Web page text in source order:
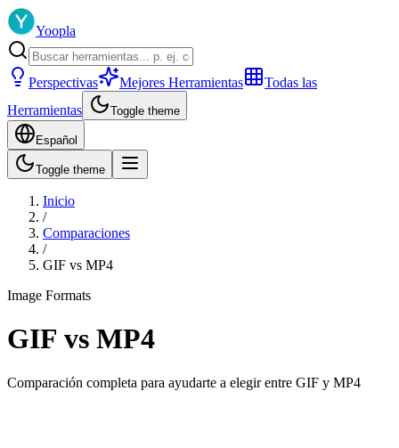
Yoopla
Perspectivas Mejores Herramientas
Todas las
Herramientas
Toggle theme
Español
Toggle theme
Inicio
/
Comparaciones
/
GIF vs MP4
Image Formats
GIF vs MP4
Comparación completa para ayudarte a elegir entre GIF y MP4